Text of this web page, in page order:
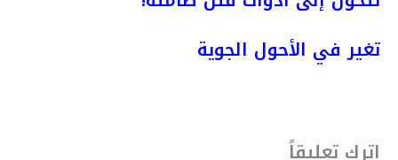
تغير في الأحول الجوية
اترك تعليقاً